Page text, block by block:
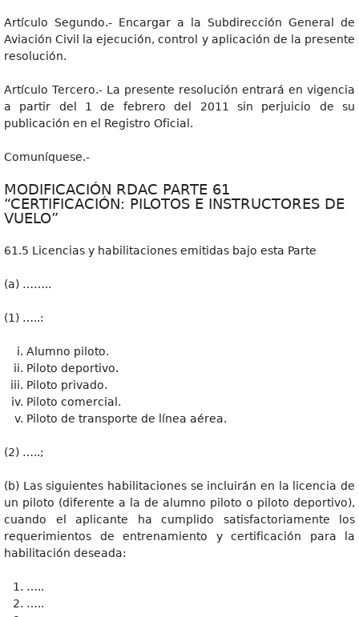
Artículo Segundo.- Encargar a la Subdirección General de
Aviación Civil la ejecución, control y aplicación de la presente
resolución.
Artículo Tercero.- La presente resolución entrará en vigencia
a partir del 1 de febrero del 2011 sin perjuicio de su
publicación en el Registro Oficial.
Comuníquese.-
MODIFICACIÓN RDAC PARTE 61
“CERTIFICACIÓN: PILOTOS E INSTRUCTORES DE
VUELO”
61.5 Licencias y habilitaciones emitidas bajo esta Parte
(a) ……..
(1) …..:
Alumno piloto.
Piloto deportivo.
Piloto privado.
Piloto comercial.
Piloto de transporte de línea aérea.
(2) …..;
(b) Las siguientes habilitaciones se incluirán en la licencia de
un piloto (diferente a la de alumno piloto o piloto deportivo),
cuando el aplicante ha cumplido satisfactoriamente los
requerimientos de entrenamiento y certificación para la
habilitación deseada:
…..
…..